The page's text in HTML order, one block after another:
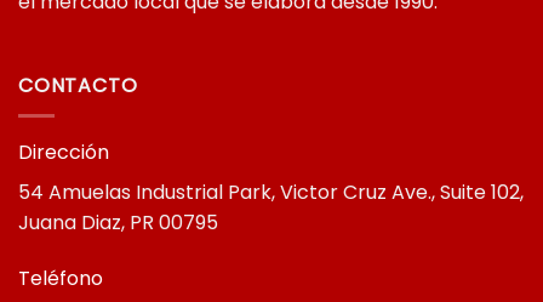
CONTACTO
Dirección
54 Amuelas Industrial Park, Victor Cruz Ave., Suite 102,
Juana Diaz, PR 00795
Teléfono